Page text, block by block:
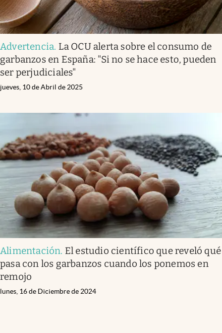
Advertencia. La OCU alerta sobre el consumo de
garbanzos en España: "Si no se hace esto, pueden
ser perjudiciales"
jueves, 10 de Abril de 2025
Alimentación. El estudio científico que reveló qué
pasa con los garbanzos cuando los ponemos en
remojo
lunes, 16 de Diciembre de 2024